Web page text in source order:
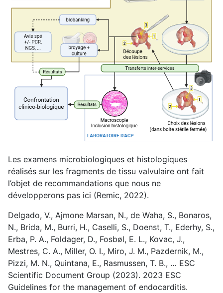
Les examens microbiologiques et histologiques
réalisés sur les fragments de tissu valvulaire ont fait
l’objet de recommandations que nous ne
développerons pas ici (Remic, 2022).
Delgado, V., Ajmone Marsan, N., de Waha, S., Bonaros,
N., Brida, M., Burri, H., Caselli, S., Doenst, T., Ederhy, S.,
Erba, P. A., Foldager, D., Fosbøl, E. L., Kovac, J.,
Mestres, C. A., Miller, O. I., Miro, J. M., Pazdernik, M.,
Pizzi, M. N., Quintana, E., Rasmussen, T. B., … ESC
Scientific Document Group (2023). 2023 ESC
Guidelines for the management of endocarditis.